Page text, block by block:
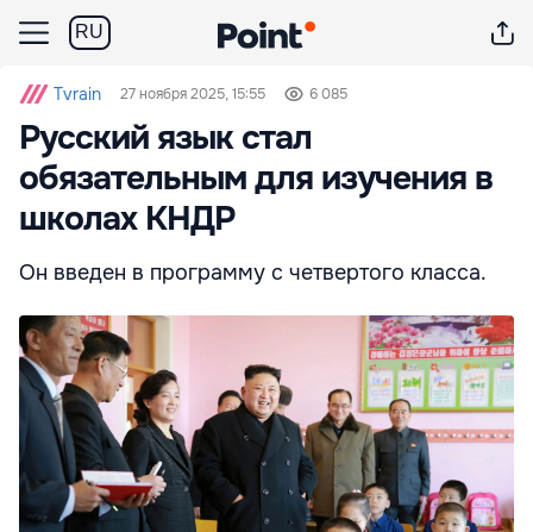
RU
Tvrain 27 ноября 2025, 15:55 6 085
Русский язык стал
обязательным для изучения в
школах КНДР
Он введен в программу с четвертого класса.